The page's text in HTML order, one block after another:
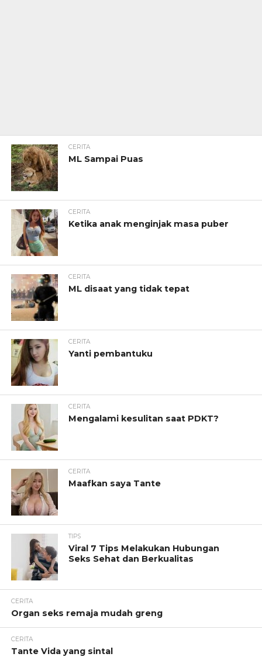
CERITA
ML Sampai Puas
CERITA
Ketika anak menginjak masa puber
CERITA
ML disaat yang tidak tepat
CERITA
Yanti pembantuku
CERITA
Mengalami kesulitan saat PDKT?
CERITA
Maafkan saya Tante
TIPS
Viral 7 Tips Melakukan Hubungan
Seks Sehat dan Berkualitas
CERITA
Organ seks remaja mudah greng
CERITA
Tante Vida yang sintal